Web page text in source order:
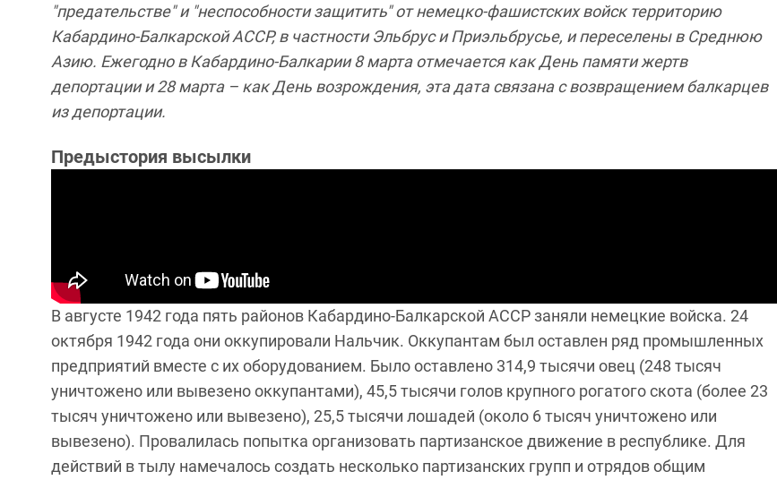
"предательстве" и "неспособности защитить" от немецко-фашистских войск территорию
Кабардино-Балкарской АССР, в частности Эльбрус и Приэльбрусье, и переселены в Среднюю
Азию. Ежегодно в Кабардино-Балкарии 8 марта отмечается как День памяти жертв
депортации и 28 марта – как День возрождения, эта дата связана с возвращением балкарцев
из депортации.
Предыстория высылки
В августе 1942 года пять районов Кабардино-Балкарской АССР заняли немецкие войска. 24
октября 1942 года они оккупировали Нальчик. Оккупантам был оставлен ряд промышленных
предприятий вместе с их оборудованием. Было оставлено 314,9 тысячи овец (248 тысяч
уничтожено или вывезено оккупантами), 45,5 тысячи голов крупного рогатого скота (более 23
тысяч уничтожено или вывезено), 25,5 тысячи лошадей (около 6 тысяч уничтожено или
вывезено). Провалилась попытка организовать партизанское движение в республике. Для
действий в тылу намечалось создать несколько партизанских групп и отрядов общим